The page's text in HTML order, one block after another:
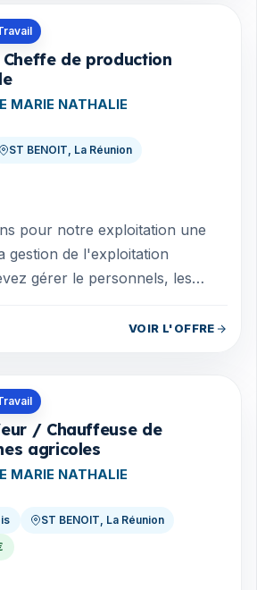
de production
MARIE NATHALIE
ST BENOIT, La Réunion
pour notre exploitation une
gestion de l'exploitation
gérer le personnels, les
VOIR L'OFFRE
/ Chauffeuse de
agricoles
MARIE NATHALIE
ST BENOIT, La Réunion